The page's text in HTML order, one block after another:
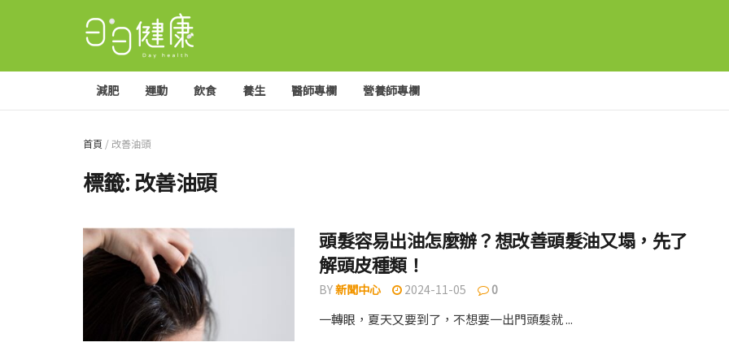
減肥 運動 飲食 養生 醫師專欄 營養師專欄
首頁 / 改善油頭
標籤:改善油頭
頭髮容易出油怎麼辦？想改善頭髮油又塌，先了
解頭皮種類！
BY新聞中心 2024-11-05 0
一轉眼，夏天又要到了，不想要一出門頭髮就 ...